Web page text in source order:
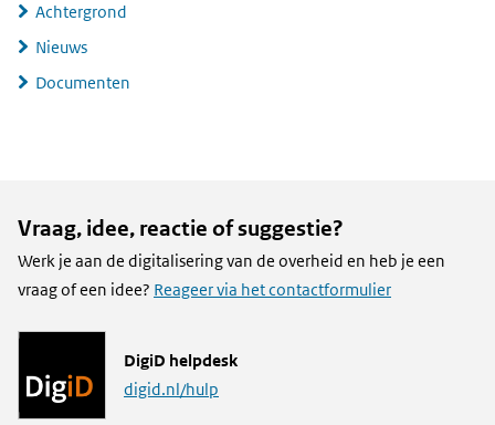
Achtergrond
Nieuws
Documenten
Vraag, idee, reactie of suggestie?
Werk je aan de digitalisering van de overheid en heb je een
vraag of een idee? Reageer via het contactformulier
L
i
DigiD helpdesk
digid.nl/hulp